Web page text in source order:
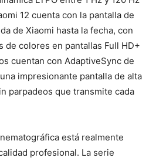
12 cuenta con la pantalla de
de Xiaomi hasta la fecha, con
de colores en pantallas Full HD+
cuentan con AdaptiveSync de
impresionante pantalla de alta
parpadeos que transmite cada
está realmente
profesional. La serie